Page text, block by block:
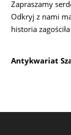
Zapraszamy
Odkryj z nami
historia
Antykwariat